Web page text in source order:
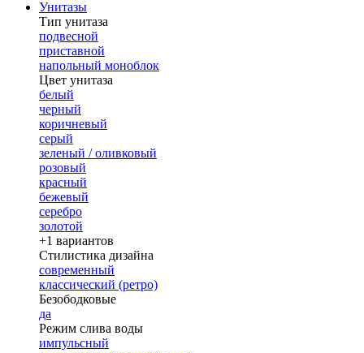
Унитазы
Тип унитаза
подвесной
приставной
напольный моноблок
Цвет унитаза
белый
черный
коричневый
серый
зеленый / оливковый
розовый
красный
бежевый
серебро
золотой
+1 вариантов
Стилистика дизайна
современный
классический (ретро)
Безободковые
да
Режим слива воды
импульсный